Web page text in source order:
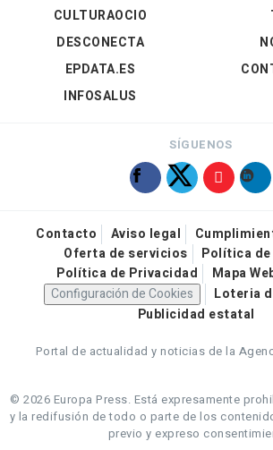
CULTURAOCIO
DESCONECTA
EPDATA.ES
INFOSALUS
SÍGUENOS
Contacto Aviso legal
Oferta de servicios
Política
Política de Privacidad
Mapa
Configuración de Cookies
Loteria
Publicidad estatal
Portal de actualidad y noticias de la
© 2026 Europa Press. Está expresamente
y la redifusión de todo o parte de los
previo y expreso